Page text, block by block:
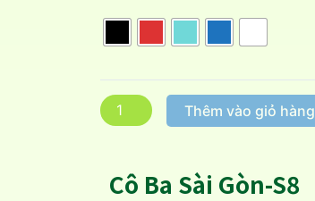
Thêm vào giỏ hàng
Cô Ba Sài Gòn-S8